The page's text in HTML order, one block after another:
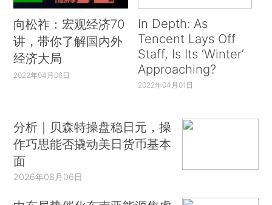
向松祚：宏观经济70
讲，带你了解国内外
经济大局
2022年04月06日
In Depth: As
Tencent Lays Off
Staff, Is Its ‘Winter’
Approaching?
2022年04月01日
分析｜贝森特操盘稳日元，操
作巧思能否撬动美日货币基本
面
2026年08月06日